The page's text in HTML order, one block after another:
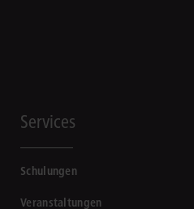
Services
Schulungen
Veranstaltungen